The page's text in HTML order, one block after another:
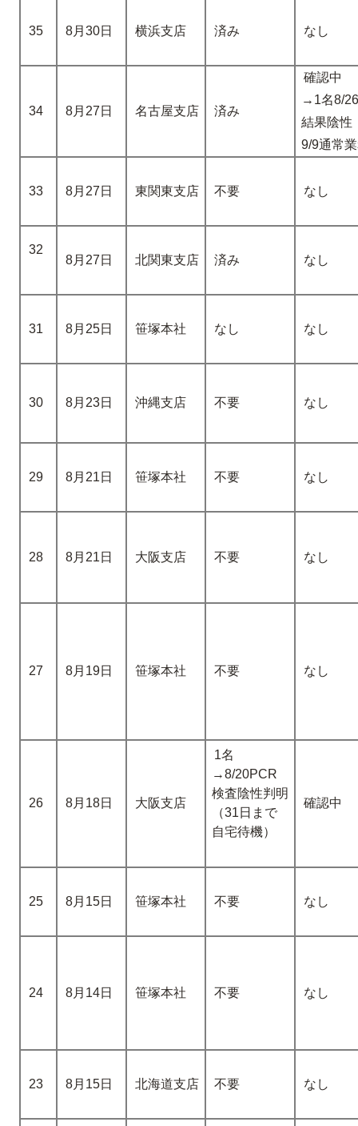
35 8月30日 横浜支店 済み なし
34 8月27日 名古屋支店 済み
確認中
→1名8/
結果陰性
9/9通常
33 8月27日 東関東支店 不要 なし
32
8月27日 北関東支店 済み なし
31 8月25日 笹塚本社 なし なし
30 8月23日 沖縄支店 不要 なし
29 8月21日 笹塚本社 不要 なし
28 8月21日 大阪支店 不要 なし
27 8月19日 笹塚本社 不要 なし
26 8月18日 大阪支店
1名
→8/20PCR
検査陰性判明
（31日まで
自宅待機）
確認中
25 8月15日 笹塚本社 不要 なし
24 8月14日 笹塚本社 不要 なし
23 8月15日 北海道支店 不要 なし